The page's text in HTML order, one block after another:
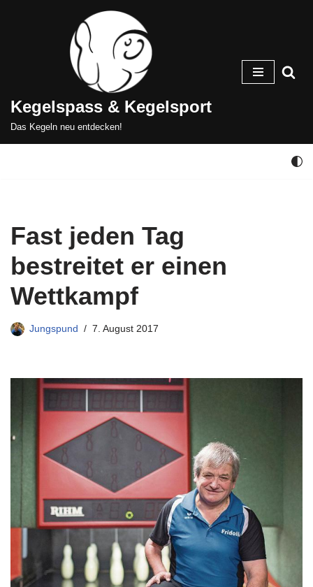
Kegelspass & Kegelsport
Das Kegeln neu entdecken!
Fast jeden Tag
bestreitet er einen
Wettkampf
Jungspund 7. August 2017